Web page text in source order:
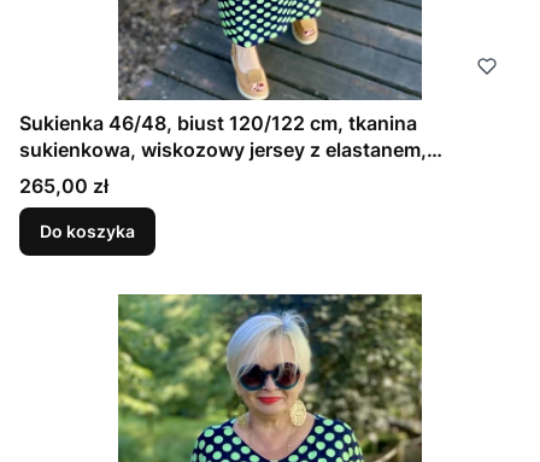
Sukienka 46/48, biust 120/122 cm, tkanina
sukienkowa, wiskozowy jersey z elastanem,
wygodna, na duży biust, GRANATOWA W ZIELONE
GROCHY
Cena
265,00 zł
Do koszyka